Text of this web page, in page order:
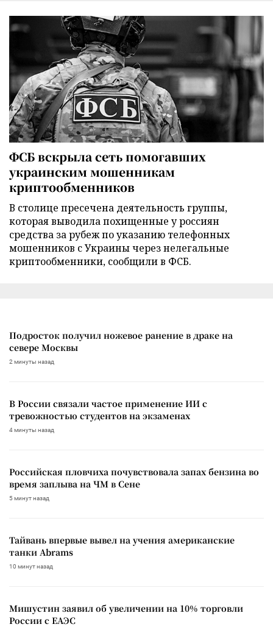
ФСБ вскрыла сеть помогавших
украинским мошенникам
криптообменников
В столице пресечена деятельность группы,
которая выводила похищенные у россиян
средства за рубеж по указанию телефонных
мошенников с Украины через нелегальные
криптообменники, сообщили в ФСБ.
Подросток получил ножевое ранение в драке на
севере Москвы
2 минуты назад
В России связали частое применение ИИ с
тревожностью студентов на экзаменах
4 минуты назад
Российская пловчиха почувствовала запах бензина во
время заплыва на ЧМ в Сене
5 минут назад
Тайвань впервые вывел на учения американские
танки Abrams
10 минут назад
Мишустин заявил об увеличении на 10% торговли
России с ЕАЭС